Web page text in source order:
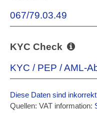
067/79.03.49
KYC Check
KYC / PEP / AML-
Diese Daten sind
Quellen: VAT information: